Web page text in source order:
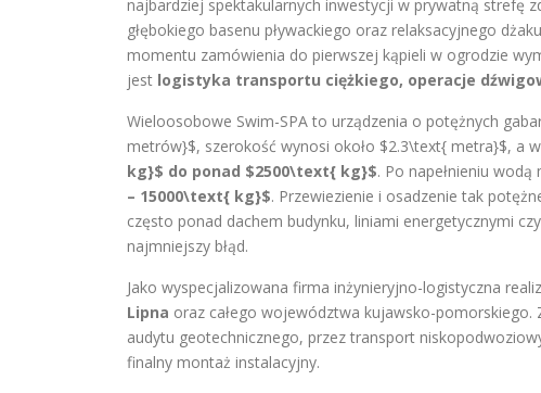
najbardziej spektakularnych inwestycji w prywatną strefę
głębokiego basenu pływackiego oraz relaksacyjnego
momentu zamówienia do pierwszej kąpieli w ogrodzie
jest logistyka transportu ciężkiego, operacje
Wieloosobowe Swim-SPA to urządzenia o potężnych
metrów}$, szerokość wynosi około $2.3\text{ metra}$, a
kg}$ do ponad $2500\text{ kg}$. Po napełnieniu
– 15000\text{ kg}$. Przewiezienie i osadzenie tak
często ponad dachem budynku, liniami energetycznymi
najmniejszy błąd.
Jako wyspecjalizowana firma inżynieryjno-logistyczna
Lipna oraz całego województwa kujawsko-pomorskiego.
audytu geotechnicznego, przez transport
finalny montaż instalacyjny.